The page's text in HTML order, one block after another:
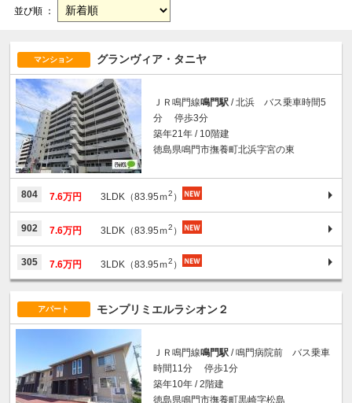
並び順 ：
マンション グランヴィア・タニヤ
ＪＲ鳴門線鳴門駅 / 北浜 バス乗車時間5
分 停歩3分
築年21年 / 10階建
徳島県鳴門市撫養町北浜字宮の東
804 7.6万円 3LDK（83.95ｍ2 ）
902 7.6万円 3LDK（83.95ｍ2 ）
305 7.6万円 3LDK（83.95ｍ2 ）
アパート モンプリミエルラシオン２
ＪＲ鳴門線鳴門駅 / 鳴門病院前 バス乗車
時間11分 停歩1分
築年10年 / 2階建
徳島県鳴門市撫養町黒崎字松島